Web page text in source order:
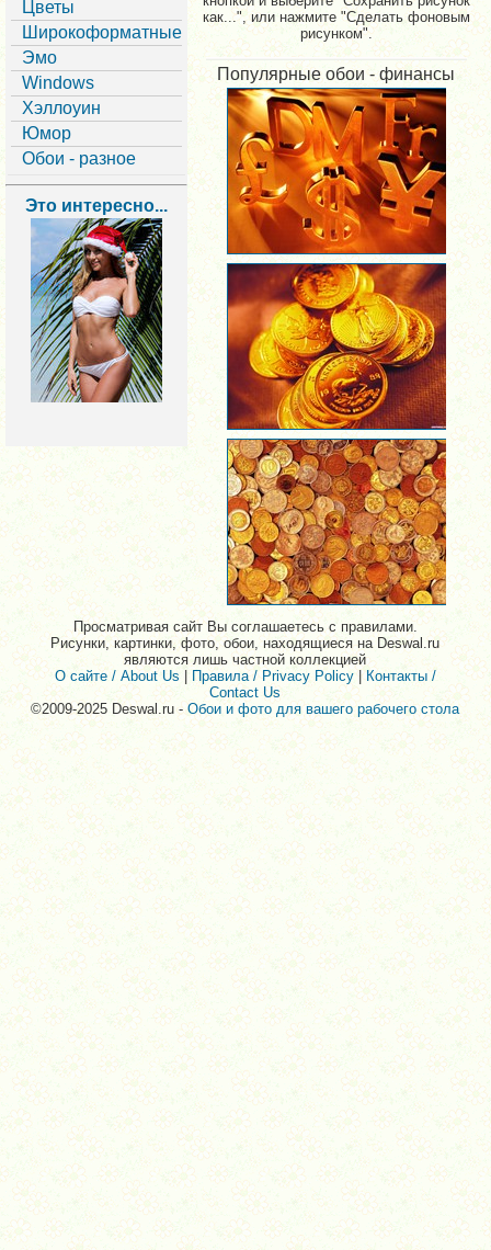
Цветы
Широкоформатные
Эмо
Windows
Хэллоуин
Юмор
Обои - разное
Это интересно...
как...", или нажмите "Сделать фоновым
рисунком".
Популярные обои - финансы
Просматривая сайт Вы соглашаетесь с правилами.
Рисунки, картинки, фото, обои, находящиеся на Deswal.ru
являются лишь частной коллекцией
О сайте / About Us
Правила / Privacy Policy|Контакты /
Contact Us
©2009-2025 Deswal.ru -Обои и фото для вашего рабочего стола